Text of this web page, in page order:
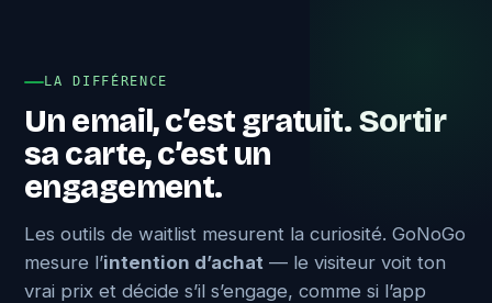
LA DIFFÉRENCE
Un email, c’est gratuit. Sortir
sa carte, c’est un
engagement.
Les outils de waitlist mesurent la curiosité. GoNoGo
mesure l’intention d’achat — le visiteur voit ton
vrai prix et décide s’il s’engage, comme si l’app